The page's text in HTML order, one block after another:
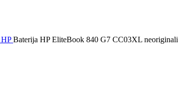
HPBaterija HP EliteBook 840 G7 CC03XL neoriginali